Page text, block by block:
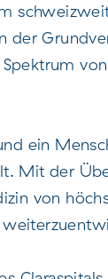
der
ein
Mit der
von